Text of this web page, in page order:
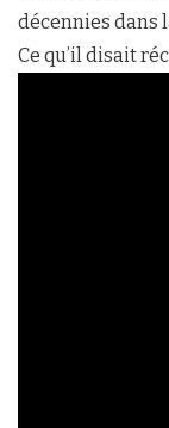
décennies dans
Ce qu’il disait